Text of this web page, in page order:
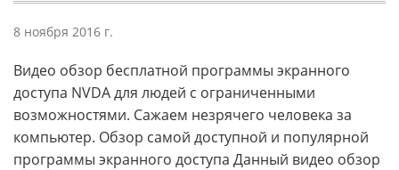
8 ноября 2016 г.
Видео обзор бесплатной программы экранного
доступа NVDA для людей с ограниченными
возможностями. Сажаем незрячего человека за
компьютер. Обзор самой доступной и популярной
программы экранного доступа Данный видео обзор